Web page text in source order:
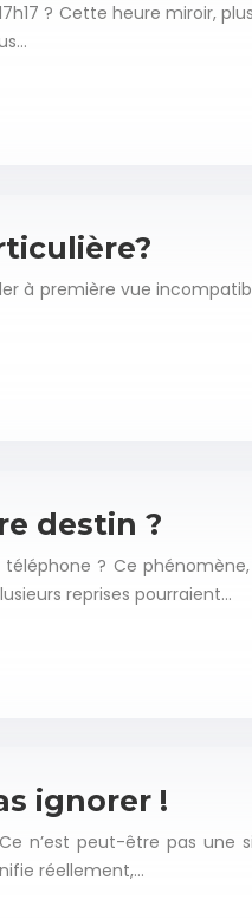
? Cette heure miroir,
à première vue
destin ?
? Ce
reprises pourraient…
ignorer !
n’est peut-être pas une
réellement,…